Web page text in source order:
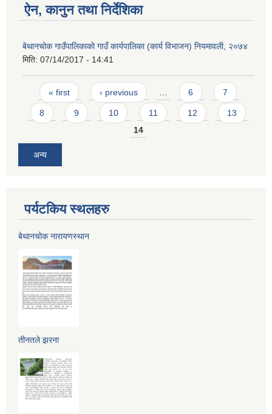
ऐन, कानुन तथा निर्देशिका
बेथानचोक गाउँपालिकाको गाउँ कार्यपालिका (कार्य विभाजन) नियमावली, २०७४
मिति: 07/14/2017 - 14:41
Pages
« first ‹ previous … 6 7
8 9 10 11 12
13
14
अन्य
पर्यटकिय स्थलहरु
बेथानचोक नारायणस्थान
तीनतले झरना